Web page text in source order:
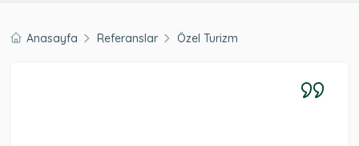
Anasayfa Referanslar Özel Turizm